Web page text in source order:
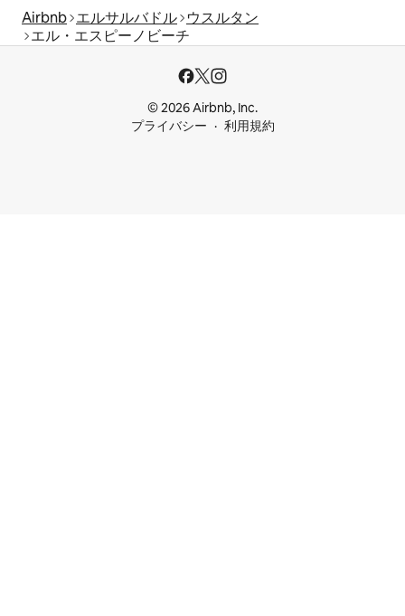
Airbnb エルサルバドル ウスルタン
エル・エスピーノビーチ
© 2026 Airbnb, Inc.
プライバシー
利用規約